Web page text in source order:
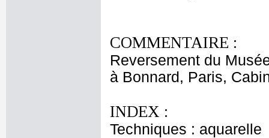
COMMENTAIRE :
Reversement du
à Bonnard, Paris,
INDEX :
Techniques : aquarelle